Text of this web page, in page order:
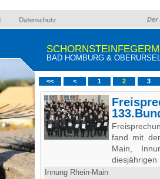
Der
BAD HOMBURG &
<< < 1 2 3
fand mit
Main,
diesjährigen
Innung Rhein-Main